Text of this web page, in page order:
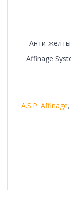
Анти-
Affinage
A.S.P. Affinage,